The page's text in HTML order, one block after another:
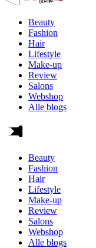
Beauty
Fashion
Hair
Lifestyle
Make-up
Review
Salons
Webshop
Alle blogs
Beauty
Fashion
Hair
Lifestyle
Make-up
Review
Salons
Webshop
Alle blogs